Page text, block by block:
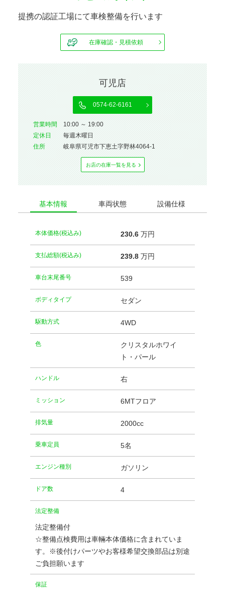
提携の認証工場にて車検整備を行います
在庫確認・見積依頼
可児店
0574-62-6161
営業時間
10:00 ～ 19:00
定休⽇
毎週木曜日
住所
岐阜県可児市下恵土字野林4064-1
お店の在庫⼀覧を⾒る
基本情報 車両状態 設備仕様
本体価格(税込み) 230.6万円
支払総額(税込み) 239.8万円
車台末尾番号 539
ボディタイプ セダン
駆動方式 4WD
⾊
クリスタルホワイ
ト・パール
ハンドル 右
ミッション 6MTフロア
排気量 2000cc
乗車定員 5名
エンジン種別 ガソリン
ドア数 4
法定整備
法定整備付
☆整備点検費用は車輛本体価格に含まれていま
す。※後付けパーツやお客様希望交換部品は別途
ご負担願います
保証